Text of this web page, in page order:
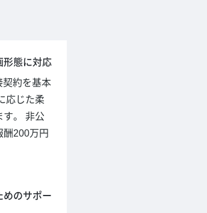
形態に対応
契約を基本
応じた柔
す。 非公
酬200万円
めのサポー